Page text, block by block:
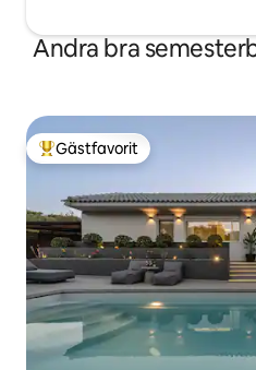
Andra bra
Populär gästfavorit
Gästfavorit